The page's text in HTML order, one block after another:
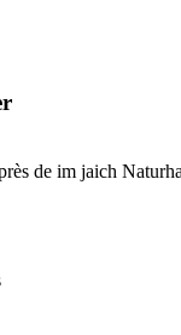
de im jaich